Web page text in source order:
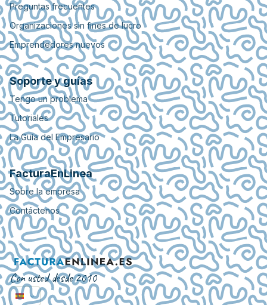
Preguntas frecuentes
Organizaciones sin fines de lucro
Emprendedores nuevos
Soporte y guías
Tengo un problema
Tutoriales
La Guía del Empresario
FacturaEnLinea
Sobre la empresa
Contáctenos
Con usted desde 2010